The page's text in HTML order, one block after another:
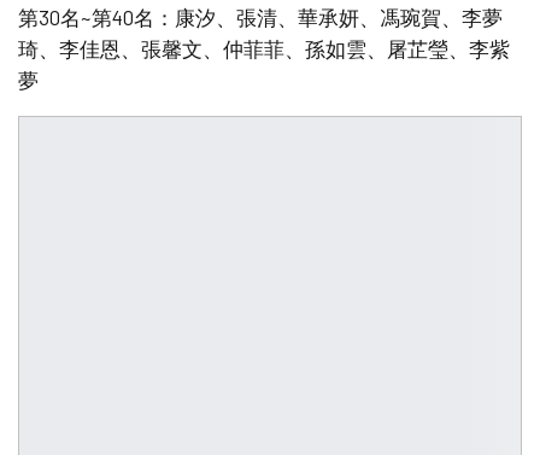
第30名~第40名：康汐、張清、華承妍、馮琬賀、李夢
琦、李佳恩、張馨文、仲菲菲、孫如雲、屠芷瑩、李紫
夢